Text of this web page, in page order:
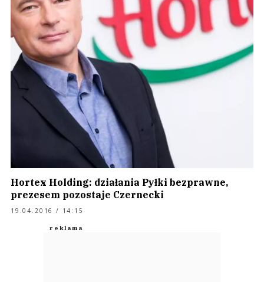
Hortex Holding: działania Pyłki bezprawne,
prezesem pozostaje Czernecki
19.04.2016 / 14:15